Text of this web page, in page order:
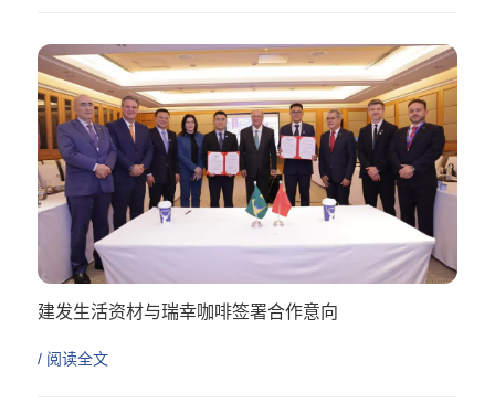
建发生活资材与瑞幸咖啡签署合作意向
/ 阅读全文